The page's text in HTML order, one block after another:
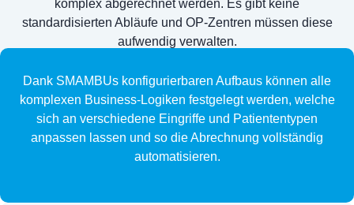
komplex abgerechnet werden. Es gibt keine
standardisierten Abläufe und OP-Zentren müssen diese
aufwendig verwalten.
Dank SMAMBUs konfigurierbaren Aufbaus können alle
komplexen Business-Logiken festgelegt werden, welche
sich an verschiedene Eingriffe und Patiententypen
anpassen lassen und so die Abrechnung vollständig
automatisieren.